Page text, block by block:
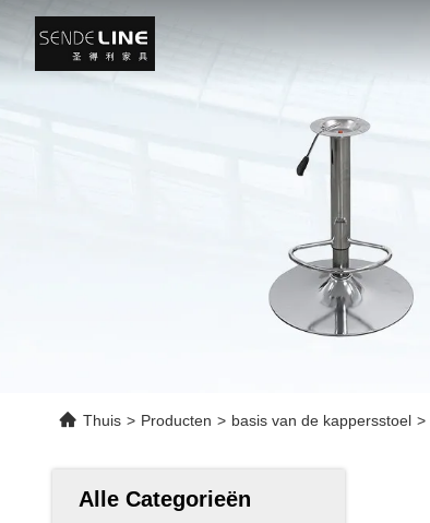
Thuis > Producten > basis van de kappersstoel >
Alle Categorieën